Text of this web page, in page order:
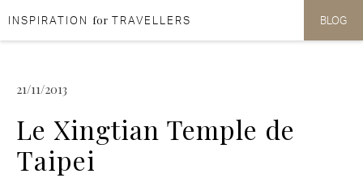
Aller au contenu
Aller au menu
INSPIRATION for TRAVELLERS BLOG
21/11/2013
Le Xingtian Temple de
Taipei